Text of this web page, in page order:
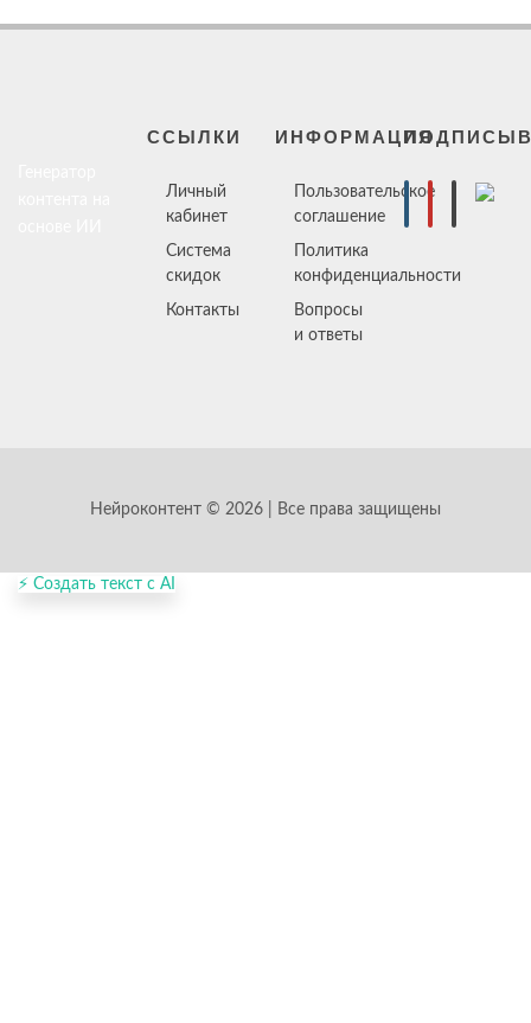
ССЫЛКИ
Личный
кабинет
Система
скидок
Контакты
ИНФОРМАЦИЯ
Пользовательское
соглашение
Политика
конфиденциальности
Вопросы
и ответы
Нейроконтент © 2026 | Все права защищены
⚡ Создать текст с AI